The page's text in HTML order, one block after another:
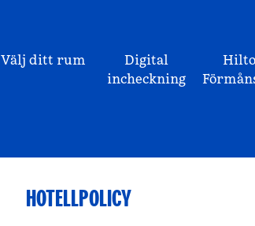
Välj ditt rum
Digital
incheckning
HOTELLPOLICY